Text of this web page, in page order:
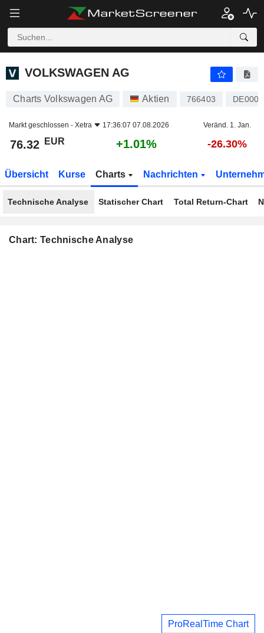
VOLKSWAGEN AG +1.01%
VOLKSWAGEN AG
Charts Volkswagen AG Aktien 766403
Markt geschlossen - Xetra 17:36:07 07.08.2026 Veränd. 1. Jan.
76.32 EUR +1.01% -26.30%
Übersicht Kurse Charts Nachrichten
Technische Analyse Statischer Chart Total Return-Chart
Chart: Technische Analyse
ProRealTime Chart